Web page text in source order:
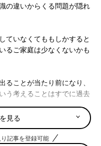
の違いからくる問題が隠れ
ていなくてももしかすると
るご家庭は少なくないかも
ことが当たり前になり、
う考えることはすでに過去
・出産をして母乳をあげ
なることはわかるのだけれ
見る
記事を登録可能